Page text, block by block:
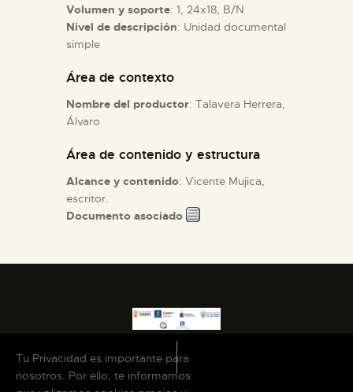
DIDÁCTICA
ESPAÑOL
Volumen y soporte: 1, 24x18, B/N
Nivel de descripción: Unidad documental
simple
Área de contexto
Nombre del productor: Talavera Herrera,
Álvaro
Área de contenido y estructura
Alcance y contenido: Vicente Mujica,
escritor.
Documento asociado
Tu Privacidad es importante para
nosotros. Por ello, te informamos